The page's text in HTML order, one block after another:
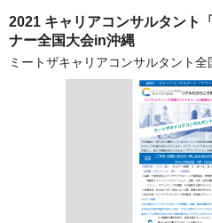
2021 キャリアコンサルタント
ナー全国大会in沖縄
ミートザキャリアコンサルタント全